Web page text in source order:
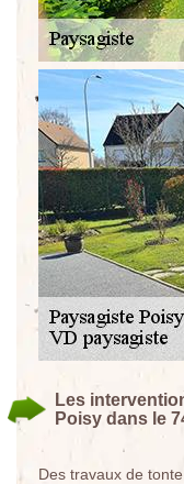
Les
Poisy dans le
Des travaux de